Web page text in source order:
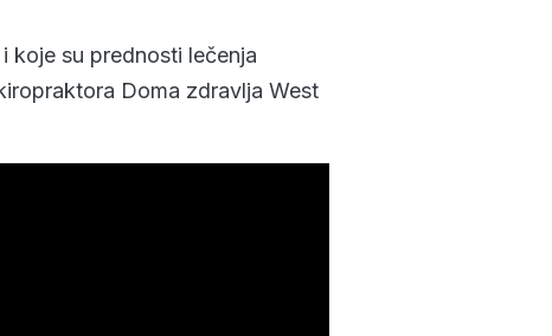
koje su prednosti lečenja
Doma zdravlja West